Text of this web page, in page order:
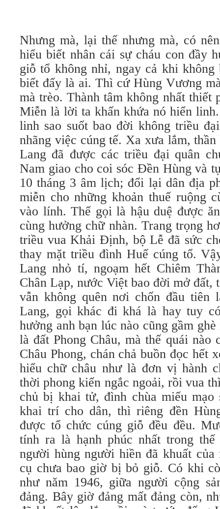
Nhưng mà, lại thế nhưng mà, có
hiểu biết nhân cái sự cháu con đầy
giỗ tổ không nhỉ, ngay cả khi không
biết đấy là ai. Thì cứ Hùng Vương
mà trèo. Thành tâm không nhất thiết
Miễn là lời ta khấn khứa nó hiển
linh sao suốt bao đời không triều
nhãng việc cúng tế. Xa xưa lắm,
Lang đã được các triều đại quân
Nam giao cho coi sóc Đền Hùng và
10 tháng 3 âm lịch; đổi lại dân địa
miễn cho những khoản thuế ruộng
vào lính. Thế gọi là hậu duệ được
cùng hưởng chữ nhàn. Trang trọng
triều vua Khải Định, bộ Lễ đã sức
thay mặt triều đình Huế cúng tổ.
Lang nhỏ tí, ngoạm hết Chiêm
Chân Lạp, nước Việt bao đời mở đất,
vẫn không quên nơi chốn đầu tiên
Lang, gọi khác đi khá là hay tuy
hưởng anh bạn lúc nào cũng gầm
là đất Phong Châu, mà thế quái nào
Châu Phong, chán chả buồn đọc hết
hiểu chữ châu như là đơn vị hành
thời phong kiến ngắc ngoải, rồi vua
chủ bị khai tử, đình chùa miếu mạo
khai trí cho dân, thì riêng đền
được tổ chức cúng giỗ đều đều.
tính ra là hạnh phúc nhất trong
người hùng người hiền đã khuất
cụ chưa bao giờ bị bỏ giỗ. Có khi
như năm 1946, giữa người cộng
đảng. Bây giờ đảng mất đảng còn,